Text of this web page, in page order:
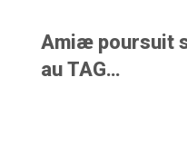
Amiæ poursuit
au TAG…